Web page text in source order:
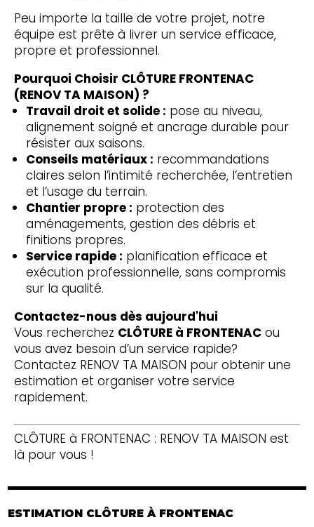
Peu importe la taille de votre projet, notre
équipe est prête à livrer un service efficace,
propre et professionnel.
Pourquoi Choisir CLÔTURE FRONTENAC
(RENOV TA MAISON) ?
Travail droit et solide : pose au niveau,
alignement soigné et ancrage durable pour
résister aux saisons.
Conseils matériaux : recommandations
claires selon l’intimité recherchée, l’entretien
et l’usage du terrain.
Chantier propre : protection des
aménagements, gestion des débris et
finitions propres.
Service rapide : planification efficace et
exécution professionnelle, sans compromis
sur la qualité.
Contactez-nous dès aujourd'hui
Vous recherchez CLÔTURE à FRONTENACou
vous avez besoin d’un service rapide?
Contactez RENOV TA MAISON pour obtenir une
estimation et organiser votre service
rapidement.
CLÔTURE à FRONTENAC : RENOV TA MAISON est
là pour vous !
ESTIMATION CLÔTURE À FRONTENAC